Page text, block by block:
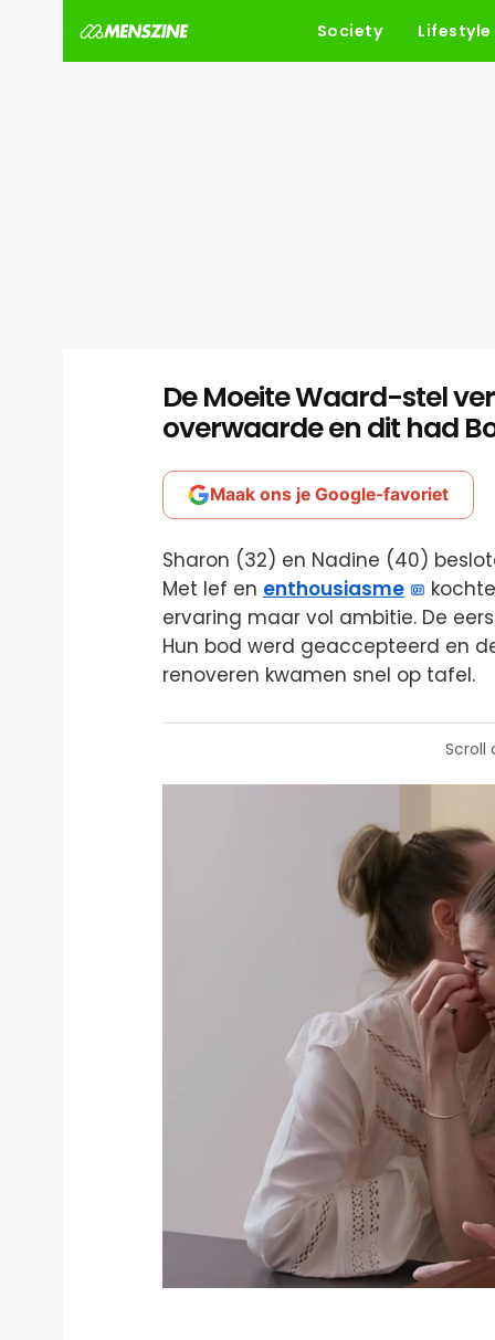
Society Lifestyle
De Moeite Waard-stel
overwaarde en dit had
Maak ons je Google-favoriet
Sharon (32) en Nadine (40)
Met lef en enthousiasme
ervaring maar vol ambitie. De
Hun bod werd geaccepteerd en
renoveren kwamen snel op tafel.
Scroll